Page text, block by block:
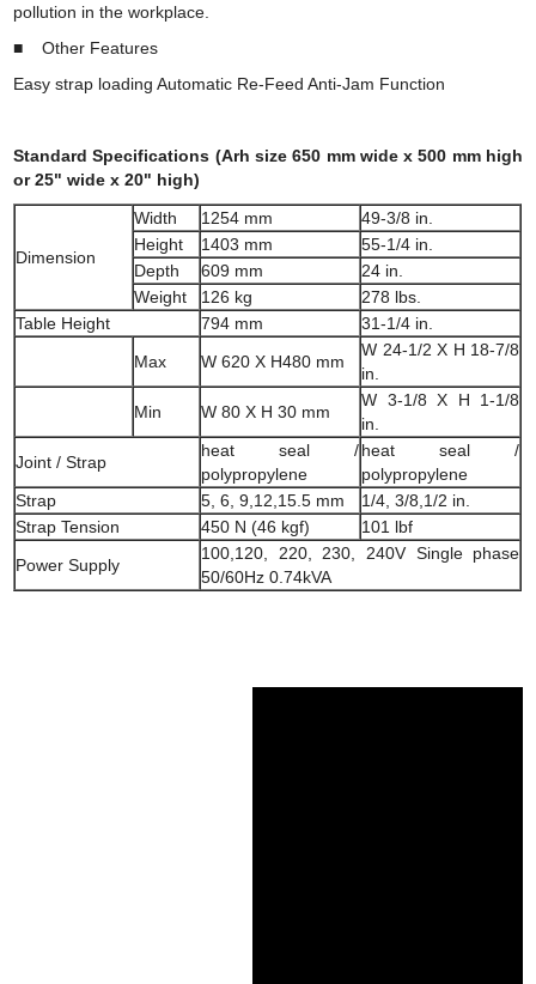
pollution in the workplace.
■ Other Features
Easy strap loading Automatic Re-Feed Anti-Jam Function
Standard Specifications (Arh size 650 mm wide x 500 mm high
or 25" wide x 20" high)
Dimension
Width 1254 mm
49-3/8 in.
Height
1403 mm
55-1/4 in.
Depth
609 mm
24 in.
Weight
126 kg
278 lbs.
Table Height
794 mm
31-1/4 in.
Max
W 620 X H480 mm
W 24-1/2 X H 18-7/8
in.
Min
W 80 X H 30 mm
W 3-1/8 X H 1-1/8
in.
Joint / Strap
heat seal /
polypropylene
heat seal /
polypropylene
Strap
5, 6, 9,12,15.5 mm
1/4, 3/8,1/2 in.
Strap Tension
450 N (46 kgf)
101 lbf
Power Supply
100,120, 220, 230, 240V Single phase
50/60Hz 0.74kVA